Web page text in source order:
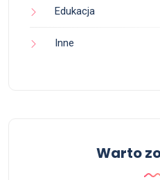
Edukacja
Inne
Warto